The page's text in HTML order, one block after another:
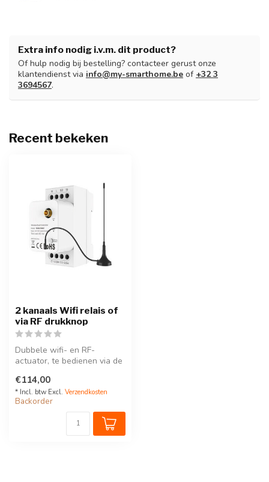
Extra info nodig i.v.m. dit product?
Of hulp nodig bij bestelling? contacteer gerust onze
klantendienst via info@my-smarthome.be of +32 3
3694567.
Recent bekeken
2 kanaals Wifi relais of
via RF drukknop
Dubbele wifi- en RF-
actuator, te bedienen via de
piëzo-e...
€114,00
* Incl. btw Excl. Verzendkosten
Backorder